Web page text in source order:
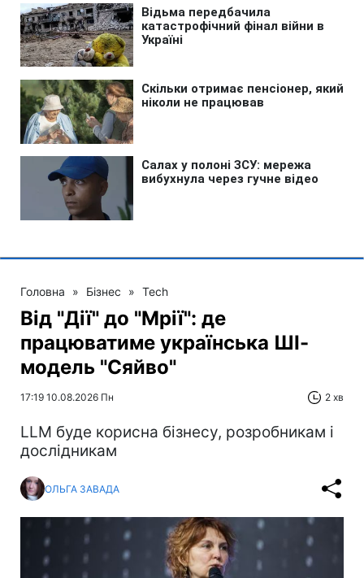
Головна » Бізнес » Tech
Від "Дії" до "Мрії": де
працюватиме українська ШІ-
модель "Сяйво"
17:19 10.08.2026 Пн 2 хв
LLM буде корисна бізнесу, розробникам і
дослідникам
ОЛЬГА ЗАВАДА